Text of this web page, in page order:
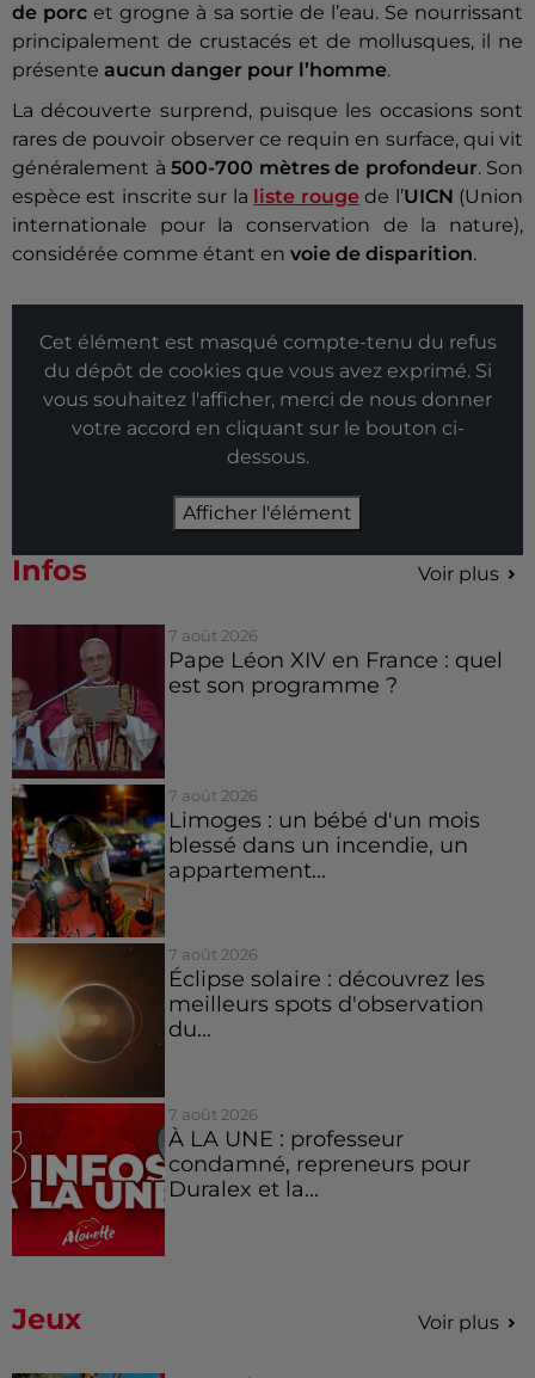
de porc et grogne à sa sortie de l’eau. Se nourrissant
principalement de crustacés et de mollusques, il ne
présente aucun danger pour l’homme.
La découverte surprend, puisque les occasions sont
rares de pouvoir observer ce requin en surface, qui vit
généralement à 500-700 mètres de profondeur. Son
espèce est inscrite sur la liste rougede l’UICN (Union
internationale pour la conservation de la nature),
considérée comme étant en voie de disparition.
Cet élément est masqué compte-tenu du refus
du dépôt de cookies que vous avez exprimé. Si
vous souhaitez l'afficher, merci de nous donner
votre accord en cliquant sur le bouton ci-
dessous.
Afficher l'élément
Infos Voir plus
7 août 2026
Pape Léon XIV en France : quel
est son programme ?
7 août 2026
Limoges : un bébé d'un mois
blessé dans un incendie, un
appartement...
7 août 2026
Éclipse solaire : découvrez les
meilleurs spots d'observation
du...
7 août 2026
À LA UNE : professeur
condamné, repreneurs pour
Duralex et la...
Jeux Voir plus